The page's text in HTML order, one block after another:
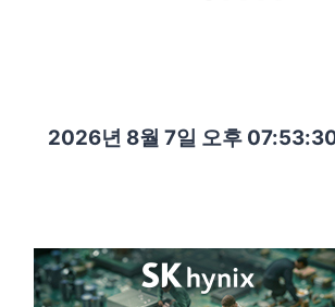
2026년 8월 7일 오후 07:53:31